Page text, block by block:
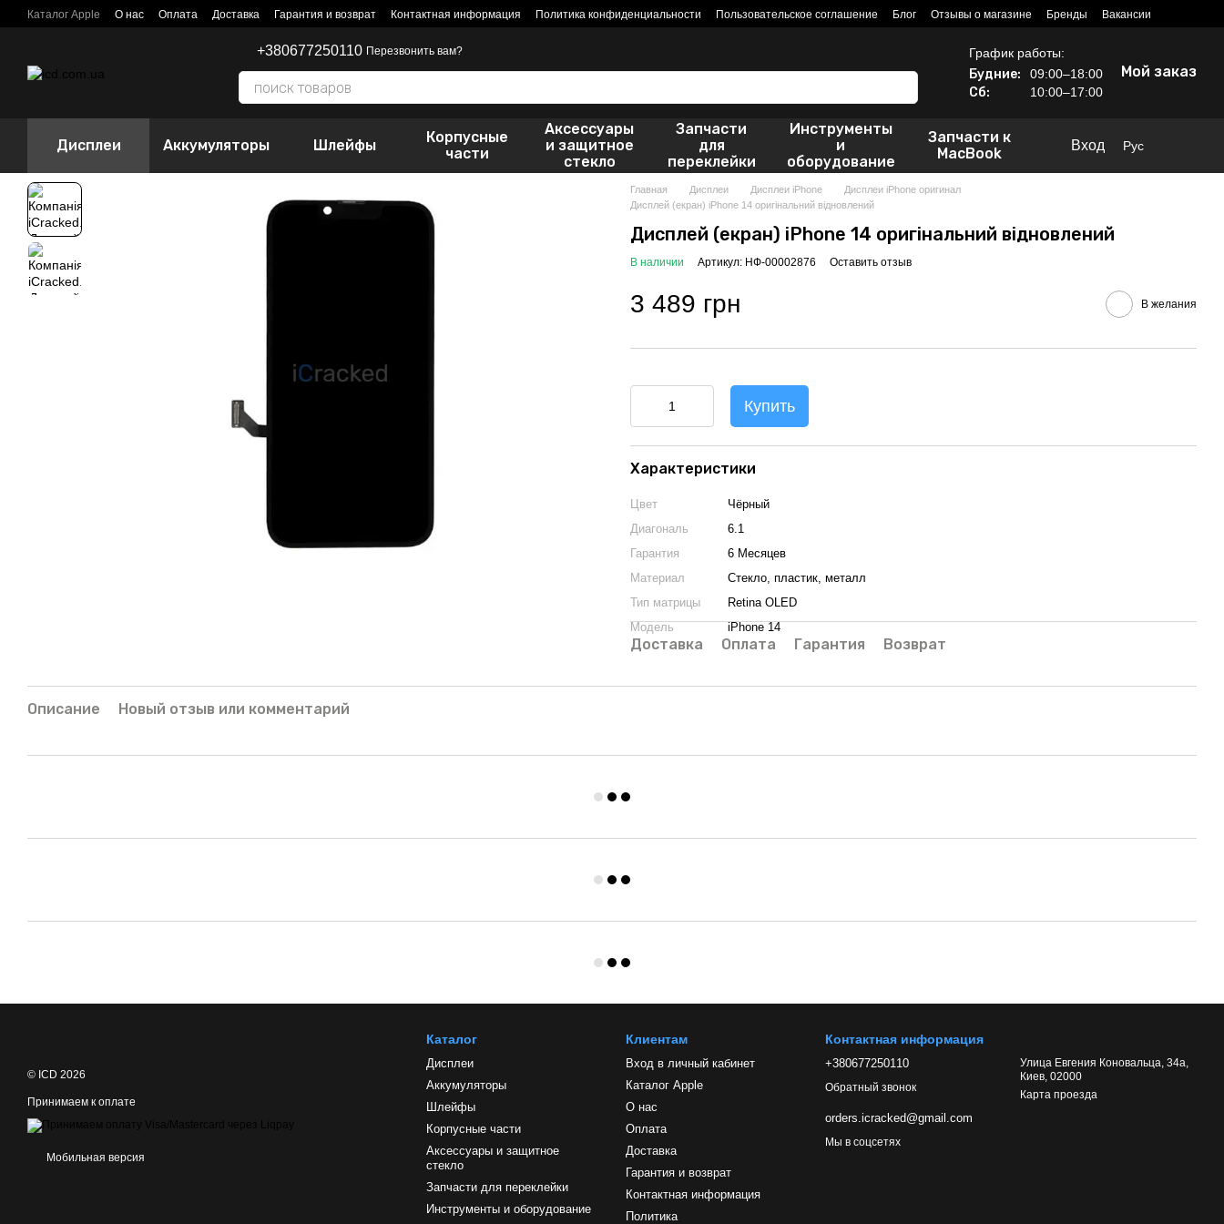
Перейти к основному контенту
Каталог Apple О нас Оплата Доставка Гарантия и возврат Контактная информация Политика конфиденциальности Пользовательское соглашение Блог Отзывы о магазине Бренды Вакансии
+380677250110 Перезвонить вам? График работы:
Будние: 09:00–18:00
Сб: 10:00–17:00
Мой заказ
Дисплеи Аккумуляторы Шлейфы
Корпусные
части
Аксессуары
и защитное
стекло
Запчасти
для
переклейки
Инструменты
и
оборудование
Запчасти к
MacBook
Вход Рус
Главная Дисплеи Дисплеи iPhone
Дисплеи iPhone оригинал
Дисплей (екран) iPhone 14 оригінальний відновлений
Дисплей (екран) iPhone 14 оригінальний відновлений
В наличии Артикул: НФ-00002876 Оставить отзыв
3 489 грн В желания
Купить
Характеристики
Цвет
Чёрный
Диагональ
6.1
Гарантия
6 Месяцев
Материал
Стекло, пластик, металл
Тип матрицы
Retina OLED
Модель
iPhone 14
Доставка Оплата Гарантия Возврат
Описание Новый отзыв или комментарий
© ICD 2026
Принимаем к оплате
Мобильная версия
Каталог
Дисплеи
Аккумуляторы
Шлейфы
Корпусные части
Аксессуары и защитное
стекло
Запчасти для переклейки
Инструменты и оборудование
Клиентам
Вход в личный кабинет
Каталог Apple
О нас
Оплата
Доставка
Гарантия и возврат
Контактная информация
Политика
Контактная информация
+380677250110
Обратный звонок
orders.icracked@gmail.com
Улица Евгения Коновальца, 34а,
Киев, 02000
Карта проезда
Мы в соцсетях